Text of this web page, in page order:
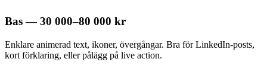
Bas — 30 000–80 000 kr
Enklare animerad text, ikoner, övergångar. Bra för LinkedIn-posts,
kort förklaring, eller pålägg på live action.